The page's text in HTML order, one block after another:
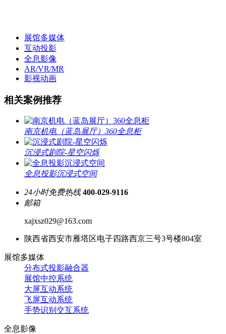
展馆多媒体
互动投影
全息影像
AR/VR/MR
影视动画
相关案例推荐
南京机电（蓝岛展厅）360全息柜
沉浸式剧院-星空闪烁
全息投影沉浸式空间
24小时免费热线 400-029-9116
邮箱
xajxsz029@163.com
陕西省西安市雁塔区电子四路西京三号3号楼804室
展馆多媒体
分布式投影融合器
展馆中控系统
大屏互动系统
飞屏互动系统
手势识别交互系统
全息影像